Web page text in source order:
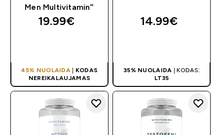
Men Multivitamin“
19.99€‎
45% NUOLAIDA | KODAS
NEREIKALAUJAMAS
14.99€‎
35% NUOLAIDA | KODAS:
LT35